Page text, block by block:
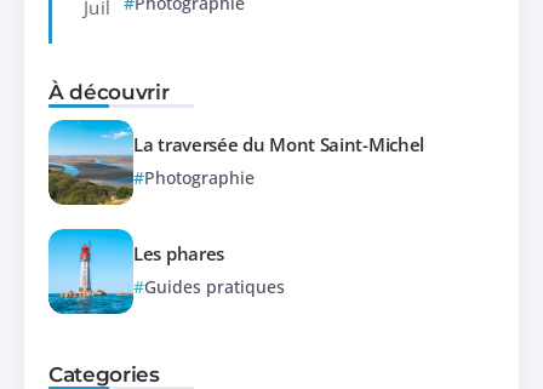
Juil
À découvrir
La traversée du Mont Saint-Michel
Photographie
Les phares
Guides pratiques
Categories